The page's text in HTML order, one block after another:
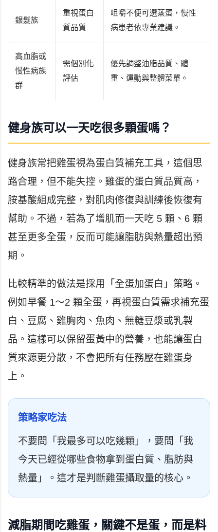
銀髮族
重視蛋白
質品質
咀嚼不便可選蒸蛋，慢性
病患者依專業建議。
高血脂或
慢性病族
群
需個別化
評估
優先調整油脂品質、體
重、運動與整體菜單。
健身族可以一天吃很多顆蛋嗎？
健身族常把雞蛋視為蛋白質補充工具，這個思
路合理，但不能失控。雞蛋的蛋白質品質高，
胺基酸組成完整，對肌肉修復與訓練後恢復有
幫助。不過，若為了增肌而一天吃 5 顆、6 顆
甚至更多全蛋，反而可能讓脂肪與熱量超出預
期。
比較精準的做法是採用「全蛋加蛋白」策略。
例如早餐 1～2 顆全蛋，再視蛋白質需求補充蛋
白、豆腐、雞胸肉、魚肉、無糖豆漿或乳製
品。這樣可以保留蛋黃中的營養，也能讓蛋白
質來源更分散，不會把所有任務壓在雞蛋身
上。
策略家吃法
不要問「我最多可以吃幾顆」，要問「我
今天已經從哪些食物拿到蛋白質、脂肪與
熱量」。這才是判斷雞蛋攝取量的核心。
減脂期間吃雞蛋，關鍵不是蛋，而是料